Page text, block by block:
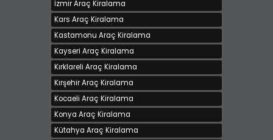
İzmir Araç Kiralama
Kars Araç Kiralama
Kastamonu Araç Kiralama
Kayseri Araç Kiralama
Kırklareli Araç Kiralama
Kırşehir Araç Kiralama
Kocaeli Araç Kiralama
Konya Araç Kiralama
Kütahya Araç Kiralama